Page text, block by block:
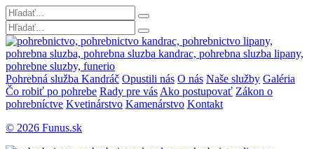
Pohrebná služba Kandráč Opustili nás O nás Naše služby Galéria
Čo robiť po pohrebe Rady pre vás Ako postupovať Zákon o
pohrebníctve Kvetinárstvo Kamenárstvo Kontakt
© 2026 Funus.sk